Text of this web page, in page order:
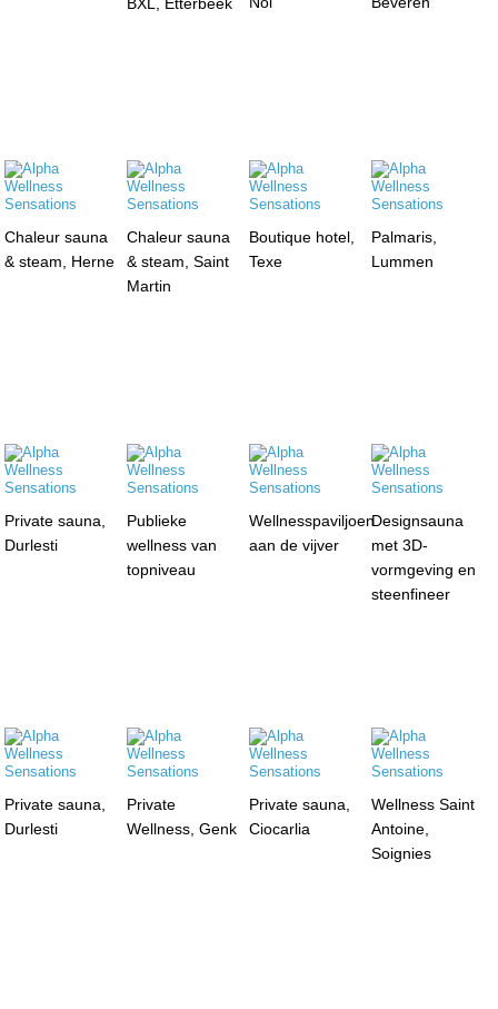
BXL, Etterbeek
Chaleur sauna
& steam, Herne
Chaleur sauna
& steam, Saint
Martin
Boutique hotel,
Texe
Palmaris,
Lummen
Private sauna,
Durlesti
Publieke
wellness van
topniveau
Wellnesspaviljoen
aan de vijver
Designsauna
met 3D-
vormgeving en
steenfineer
Private sauna,
Durlesti
Private
Wellness, Genk
Private sauna,
Ciocarlia
Wellness Saint
Antoine,
Soignies